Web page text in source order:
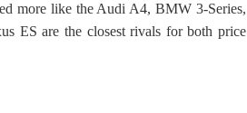
more like the Audi A4, BMW 3-Series,
ES are the closest rivals for both price